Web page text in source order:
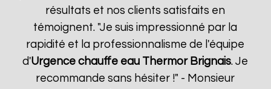
résultats et nos clients satisfaits en
témoignent. "Je suis impressionné par la
rapidité et la professionnalisme de l'équipe
d'Urgence chauffe eau Thermor Brignais. Je
recommande sans hésiter !" - Monsieur